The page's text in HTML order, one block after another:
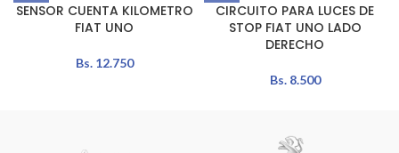
SENSOR CUENTA KILOMETRO
FIAT UNO
Bs.12.750
CIRCUITO PARA LUCES DE
STOP FIAT UNO LADO
DERECHO
Bs.8.500